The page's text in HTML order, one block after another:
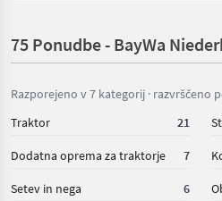
75 Ponudbe - BayWa
Razporejeno v 7 kategorij · razvrščeno
Traktor
21
Dodatna oprema za traktorje 7
Setev in nega 6